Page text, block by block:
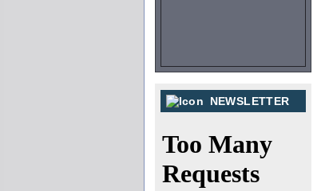
NEWSLETTER